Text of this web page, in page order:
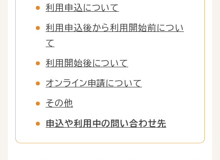
利用申込について
利用申込後から利用開始前につい
て
利用開始後について
オンライン申請について
その他
申込や利用中の問い合わせ先